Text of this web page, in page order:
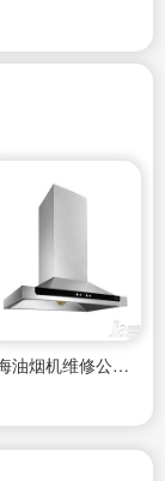
上海油烟机维修公司电话号码